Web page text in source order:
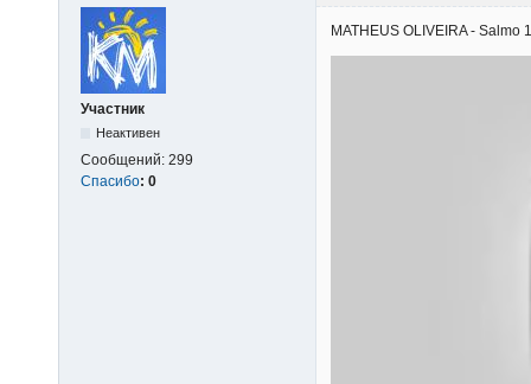
Участник
Неактивен
Сообщений: 299
Спасибо: 0
MATHEUS OLIVEIRA - Salmo